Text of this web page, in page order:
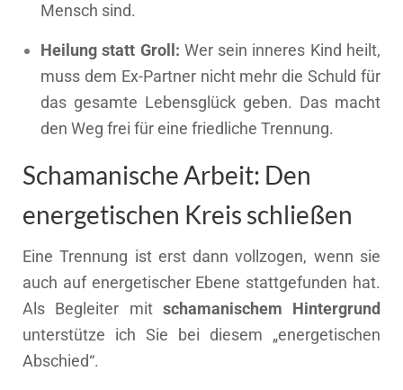
Mensch sind.
Heilung statt Groll: Wer sein inneres Kind heilt,
muss dem Ex-Partner nicht mehr die Schuld für
das gesamte Lebensglück geben. Das macht
den Weg frei für eine friedliche Trennung.
Schamanische Arbeit: Den
energetischen Kreis schließen
Eine Trennung ist erst dann vollzogen, wenn sie
auch auf energetischer Ebene stattgefunden hat.
Als Begleiter mit schamanischem Hintergrund
unterstütze ich Sie bei diesem „energetischen
Abschied“.